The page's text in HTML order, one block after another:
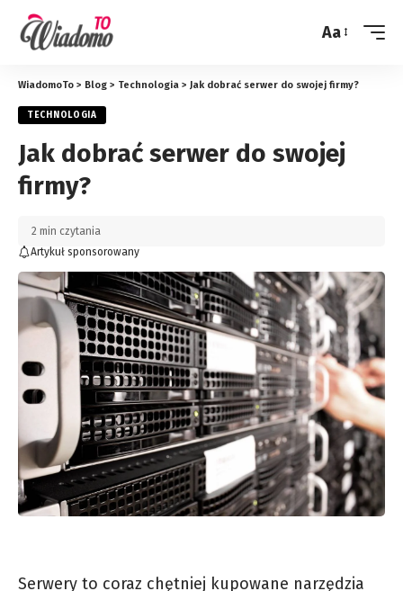
Zmień
Aa
WiadomoTo > Blog > Technologia > Jak dobrać serwer do swojej firmy?
TECHNOLOGIA
Jak dobrać serwer do swojej
firmy?
Artykuł sponsorowany
2 min czytania
Serwery to coraz chętniej kupowane narzędzia